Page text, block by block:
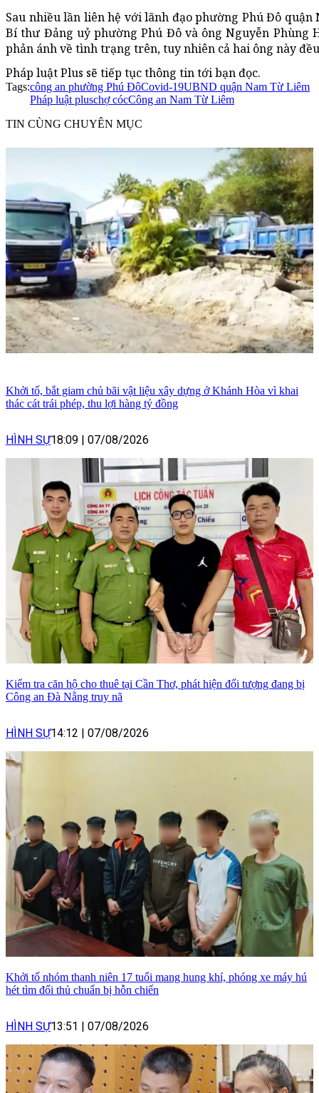
Sau nhiều lần liên hệ với lãnh đạo phường Phú Đô
Bí thư Đảng uỷ phường Phú Đô và ông Nguyễn Phùng
phản ánh về tình trạng trên, tuy nhiên cả hai ông này
Pháp luật Plus sẽ tiếp tục thông tin tới bạn đọc.
Tags:công an phường Phú ĐôCovid-19UBND quận Nam Từ Liêm
Pháp luật pluschợ cócCông an Nam Từ Liêm
TIN CÙNG CHUYÊN MỤC
Khởi tố, bắt giam chủ bãi vật liệu xây dựng ở Khánh Hòa vì khai
thác cát trái phép, thu lợi hàng tỷ đồng
HÌNH SỰ18:09 07/08/2026
Kiểm tra căn hộ cho thuê tại Cần Thơ, phát hiện đối tượng đang bị
Công an Đà Nẵng truy nã
HÌNH SỰ14:12 07/08/2026
Khởi tố nhóm thanh niên 17 tuổi mang hung khí, phóng xe máy hú
hét tìm đối thủ chuẩn bị hỗn chiến
HÌNH SỰ13:51 07/08/2026